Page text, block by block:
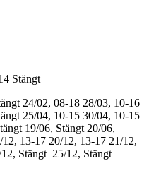
Stängt
24/02, 08-18 28/03, 10-16
25/04, 10-15 30/04, 10-15
19/06, Stängt 20/06,
12, 13-17 20/12, 13-17 21/12,
Stängt 25/12, Stängt